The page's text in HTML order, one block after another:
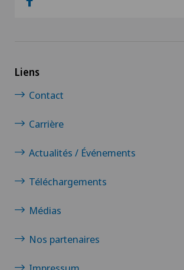
Liens
Contact
Carrière
Actualités / Événements
Téléchargements
Médias
Nos partenaires